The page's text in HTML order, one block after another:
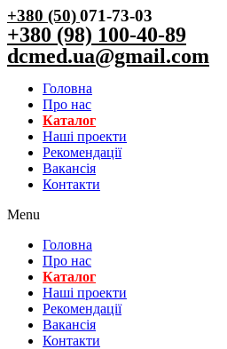
+380 (50)071-73-03
+380 (98) 100-40-89
dcmed.ua@gmail.com
Головна
Про нас
Каталог
Нашi проекти
Рекомендації
Вакансiя
Контакти
Menu
Головна
Про нас
Каталог
Нашi проекти
Рекомендації
Вакансiя
Контакти